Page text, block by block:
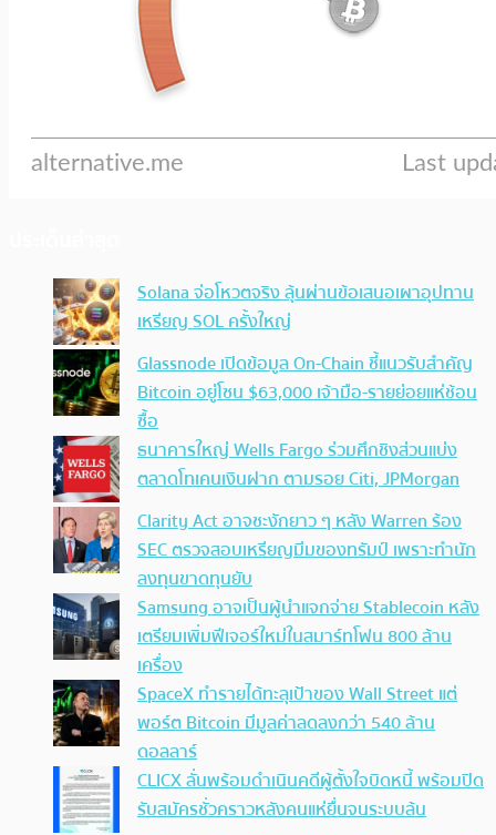
Solana จ่อโหวตจริง ลุ้นผ่านข้อเสนอเผาอุปทาน
เหรียญ SOL ครั้งใหญ่
Glassnode เปิดข้อมูล On-Chain ชี้แนวรับสำคัญ
Bitcoin อยู่โซน $63,000 เจ้ามือ-รายย่อยแห่ช้อน
ซื้อ
ธนาคารใหญ่ Wells Fargo ร่วมศึกชิงส่วนแบ่ง
ตลาดโทเคนเงินฝาก ตามรอย Citi, JPMorgan
Clarity Act อาจชะงักยาว ๆ หลัง Warren ร้อง
SEC ตรวจสอบเหรียญมีมของทรัมป์ เพราะทำนัก
ลงทุนขาดทุนยับ
Samsung อาจเป็นผู้นำแจกจ่าย Stablecoin หลัง
เตรียมเพิ่มฟีเจอร์ใหม่ในสมาร์ทโฟน 800 ล้าน
เครื่อง
SpaceX ทำรายได้ทะลุเป้าของ Wall Street แต่
พอร์ต Bitcoin มีมูลค่าลดลงกว่า 540 ล้าน
ดอลลาร์
CLICX ลั่นพร้อมดำเนินคดีผู้ตั้งใจบิดหนี้ พร้อมปิด
รับสมัครชั่วคราวหลังคนแห่ยื่นจนระบบล้น